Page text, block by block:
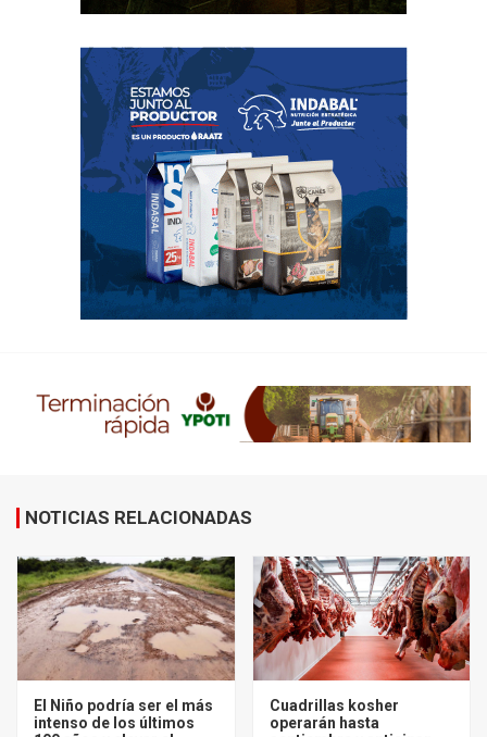
NOTICIAS RELACIONADAS
El Niño podría ser el más
intenso de los últimos
Cuadrillas kosher
operarán hasta